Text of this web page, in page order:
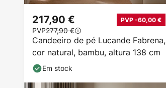
Candeeiro de pé Lucande Fabrena,
cor natural, bambu, altura 138 cm
217,90 € PVP -60,00 €
PVP277,90 €
Em stock